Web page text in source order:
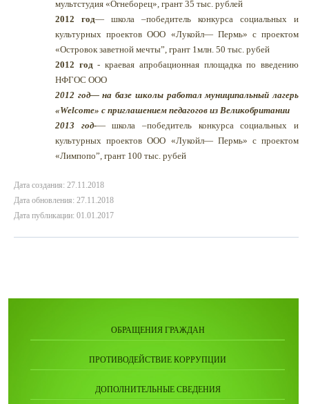
мультстудия «Огнеборец», грант 35 тыс. рублей
2012 год— школа –победитель конкурса социальных и
культурных проектов ООО «Лукойл— Пермь» с проектом
«Островок заветной мечты”, грант 1млн. 50 тыс. рубей
2012 год- краевая апробационная площадка по введению
НФГОС ООО
2012 год— на базе школы работал муниципальный лагерь
«Welcome» с приглашением педагогов из Великобритании
2013 год-— школа –победитель конкурса социальных и
культурных проектов ООО «Лукойл— Пермь» с проектом
«Лимпопо”, грант 100 тыс. рубей
Дата создания: 27.11.2018
Дата обновления: 27.11.2018
Дата публикации: 01.01.2017
ОБРАЩЕНИЯ ГРАЖДАН
ПРОТИВОДЕЙСТВИЕ КОРРУПЦИИ
ДОПОЛНИТЕЛЬНЫЕ СВЕДЕНИЯ